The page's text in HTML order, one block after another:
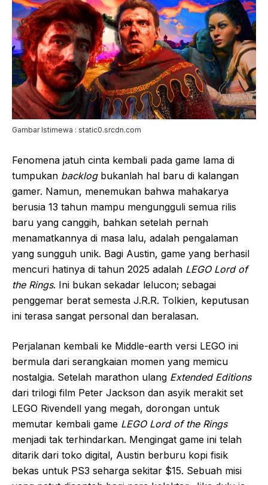
Gambar Istimewa : static0.srcdn.com
Fenomena jatuh cinta kembali pada game lama di
tumpukan backlogbukanlah hal baru di kalangan
gamer. Namun, menemukan bahwa mahakarya
berusia 13 tahun mampu mengungguli semua rilis
baru yang canggih, bahkan setelah pernah
menamatkannya di masa lalu, adalah pengalaman
yang sungguh unik. Bagi Austin, game yang berhasil
mencuri hatinya di tahun 2025 adalah LEGO Lord of
the Rings. Ini bukan sekadar lelucon; sebagai
penggemar berat semesta J.R.R. Tolkien, keputusan
ini terasa sangat personal dan beralasan.
Perjalanan kembali ke Middle-earth versi LEGO ini
bermula dari serangkaian momen yang memicu
nostalgia. Setelah marathon ulang Extended Editions
dari trilogi film Peter Jackson dan asyik merakit set
LEGO Rivendell yang megah, dorongan untuk
memutar kembali game LEGO Lord of the Rings
menjadi tak terhindarkan. Mengingat game ini telah
ditarik dari toko digital, Austin berburu kopi fisik
bekas untuk PS3 seharga sekitar $15. Sebuah misi